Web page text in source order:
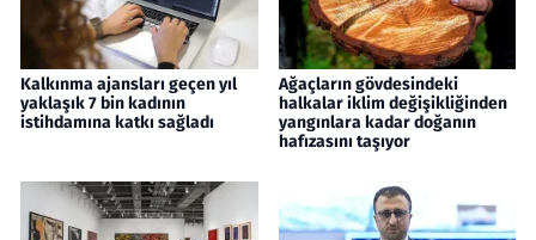
Kalkınma ajansları geçen yıl
yaklaşık 7 bin kadının
istihdamına katkı sağladı
Ağaçların gövdesindeki
halkalar iklim değişikliğinden
yangınlara kadar doğanın
hafızasını taşıyor